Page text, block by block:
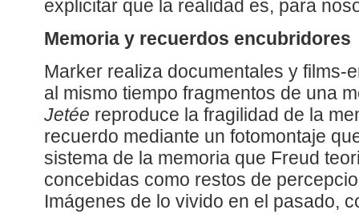
explicitar que la realidad es, para
Memoria y recuerdos encubridores
Marker realiza documentales y films-
al mismo tiempo fragmentos de una
Jetée reproduce la fragilidad de la
recuerdo mediante un fotomontaje
sistema de la memoria que Freud
concebidas como restos de
Imágenes de lo vivido en el pasado,